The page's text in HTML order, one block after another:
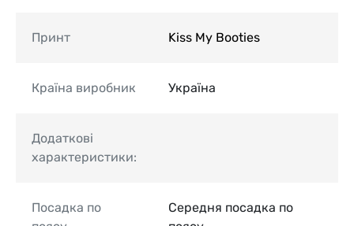
Принт Kiss My Booties
Країна виробник Україна
Додаткові
характеристики:
Посадка по
Середня посадка по